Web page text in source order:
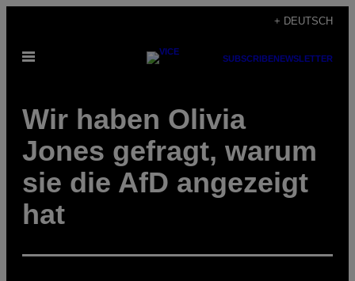
content
+ DEUTSCH
Open
SUBSCRIBENEWSLETTER
Wir haben Olivia
Jones gefragt, warum
sie die AfD angezeigt
hat